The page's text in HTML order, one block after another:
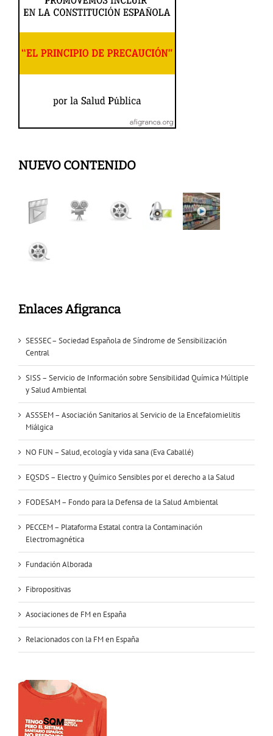
NUEVO CONTENIDO
Enlaces Afigranca
SESSEC – Sociedad Española de Síndrome de Sensibilización
Central
SISS – Servicio de Información sobre Sensibilidad Química Múltiple
y Salud Ambiental
ASSSEM – Asociación Sanitarios al Servicio de la Encefalomielitis
Miálgica
NO FUN – Salud, ecología y vida sana (Eva Caballé)
EQSDS – Electro y Químico Sensibles por el derecho a la Salud
FODESAM – Fondo para la Defensa de la Salud Ambiental
PECCEM – Plataforma Estatal contra la Contaminación
Electromagnética
Fundación Alborada
Fibropositivas
Asociaciones de FM en España
Relacionados con la FM en España